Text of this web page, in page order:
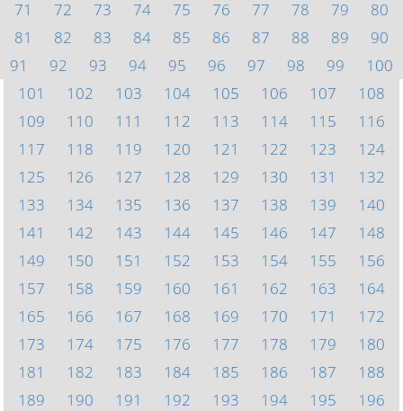
71
72 73 74 75 76 77 78 79
80
81
82 83 84 85 86 87 88 89
90
91
92 93 94 95 96 97 98 99
100
101
102 103 104 105 106 107
108
109
110 111 112 113 114 115
116
117
118 119 120 121 122 123
124
125
126 127 128 129 130 131
132
133
134 135 136 137 138 139
140
141
142 143 144 145 146 147
148
149
150 151 152 153 154 155
156
157
158 159 160 161 162 163
164
165
166 167 168 169 170 171
172
173
174 175 176 177 178 179
180
181
182 183 184 185 186 187
188
189
190 191 192 193 194 195
196